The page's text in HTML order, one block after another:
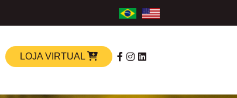
LOJA VIRTUAL